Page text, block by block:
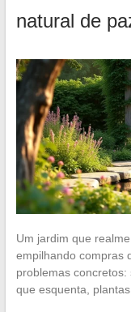
natural de
Um jardim que
empilhando compras
problemas
que esquenta,